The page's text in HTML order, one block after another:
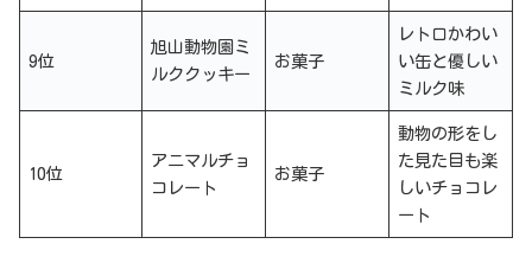
9位
旭山動物園ミ
ルククッキー
お菓子
レトロかわい
い缶と優しい
ミルク味
10位
アニマルチョ
コレート
お菓子
動物の形をし
た見た目も楽
しいチョコレ
ート